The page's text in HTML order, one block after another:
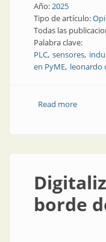
Año:2025
Tipo de artículo:
Todas las
Palabra clave:
PLC sensores
en PyME leonardo
Read moreabout
borde